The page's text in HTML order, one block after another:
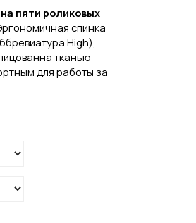
пяти роликовых
ргономичная спинка
High),
тканью
для работы за